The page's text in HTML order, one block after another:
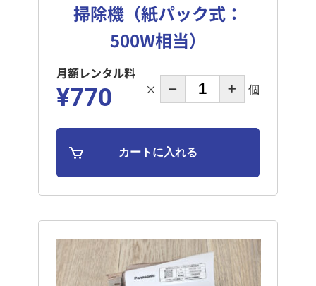
掃除機（紙パック式：
500W相当）
月額レンタル料
¥770 × 個